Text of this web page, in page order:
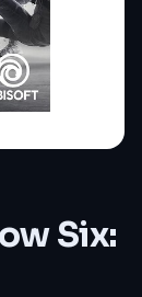
Six: